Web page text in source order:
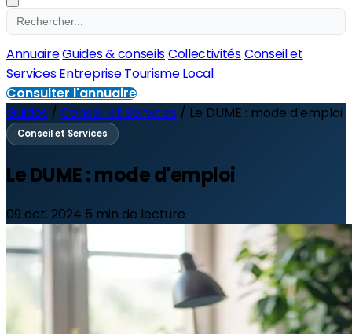
AnnuaireGuides & conseilsCollectivitésConseil et
ServicesEntreprise Tourisme Local
Consulter l'annuaire
Guides / Conseil et Services / Le DUME : mode d'emploi
Conseil et Services
Le DUME : mode d'emploi
09 oct. 2024 5 min de lecture